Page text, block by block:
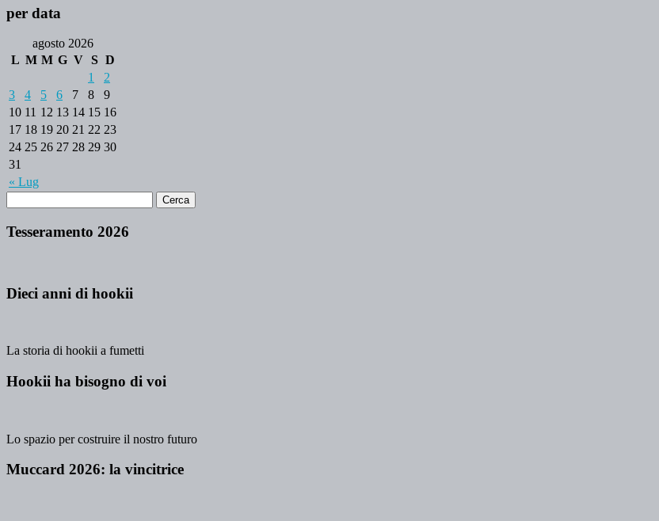
per data
agosto 2026
L M M G V S D
« Lug
1
2
3
4 5 6 7 8
9
10 11 12 13 14 15 16
17 18 19 20 21 22 23
24 25 26 27 28 29 30
31
Tesseramento 2026
Dieci anni di hookii
La storia di hookii a fumetti
Hookii ha bisogno di voi
Lo spazio per costruire il nostro futuro
Muccard 2026: la vincitrice